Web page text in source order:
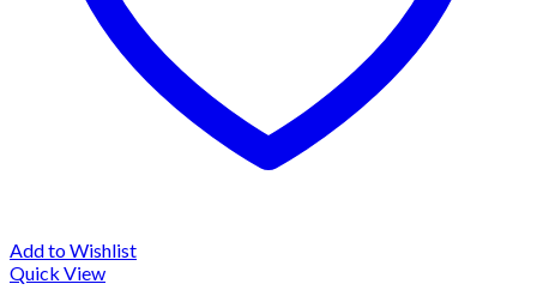
Add to Wishlist
Quick View